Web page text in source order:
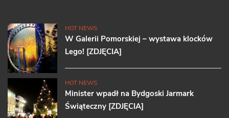
HOT NEWS
W Galerii Pomorskiej – wystawa klocków
Lego! [ZDJĘCIA]
HOT NEWS
Minister wpadł na Bydgoski Jarmark
Świąteczny [ZDJĘCIA]